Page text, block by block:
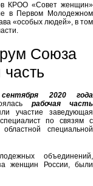
КРОО «Совет женщин»
в Первом Молодежном
«особых людей», в том
Союза
2020 года
рабочая часть
участие заведующая
по связям с
специальной
объединений,
женщин России, были